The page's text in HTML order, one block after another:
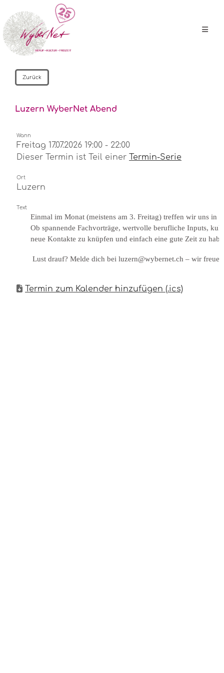
Zurück
Luzern WyberNet Abend
Wann
Freitag 17.07.2026 19:00 - 22:00
Dieser Termin ist Teil einer Termin-Serie
Ort
Luzern
Text
Einmal im Monat (meistens am 3. Freitag) treffen wir uns in
Ob spannende Fachvorträge, wertvolle berufliche Inputs,
neue Kontakte zu knüpfen und einfach eine gute Zeit zu
Lust drauf? Melde dich bei luzern@wybernet.ch – wir
Termin zum Kalender hinzufügen (.ics)